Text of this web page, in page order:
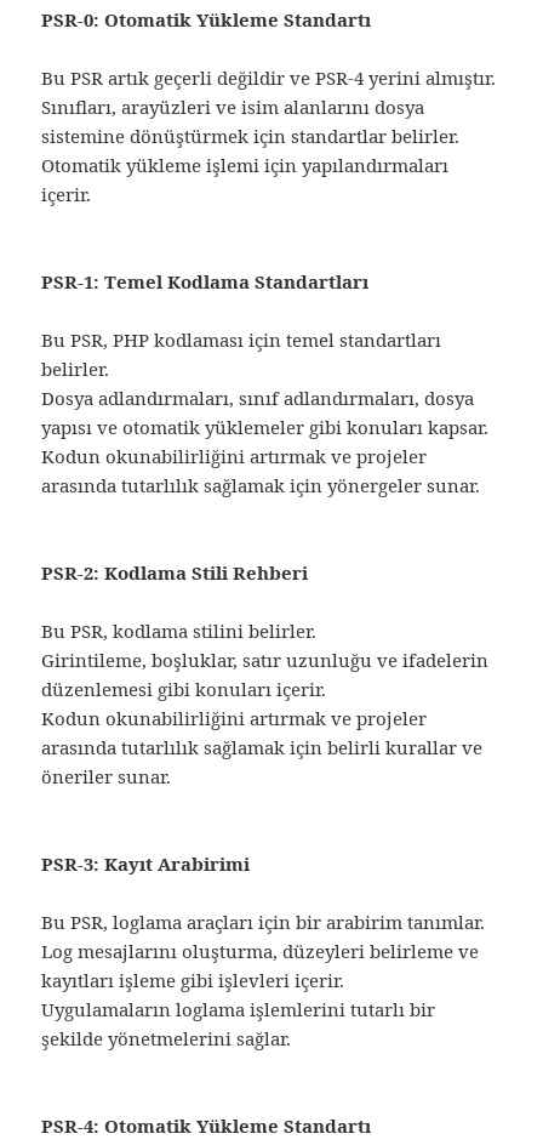
PSR-0: Otomatik Yükleme Standartı
Bu PSR artık geçerli değildir ve PSR-4 yerini almıştır.
Sınıfları, arayüzleri ve isim alanlarını dosya
sistemine dönüştürmek için standartlar belirler.
Otomatik yükleme işlemi için yapılandırmaları
içerir.
PSR-1: Temel Kodlama Standartları
Bu PSR, PHP kodlaması için temel standartları
belirler.
Dosya adlandırmaları, sınıf adlandırmaları, dosya
yapısı ve otomatik yüklemeler gibi konuları kapsar.
Kodun okunabilirliğini artırmak ve projeler
arasında tutarlılık sağlamak için yönergeler sunar.
PSR-2: Kodlama Stili Rehberi
Bu PSR, kodlama stilini belirler.
Girintileme, boşluklar, satır uzunluğu ve ifadelerin
düzenlemesi gibi konuları içerir.
Kodun okunabilirliğini artırmak ve projeler
arasında tutarlılık sağlamak için belirli kurallar ve
öneriler sunar.
PSR-3: Kayıt Arabirimi
Bu PSR, loglama araçları için bir arabirim tanımlar.
Log mesajlarını oluşturma, düzeyleri belirleme ve
kayıtları işleme gibi işlevleri içerir.
Uygulamaların loglama işlemlerini tutarlı bir
şekilde yönetmelerini sağlar.
PSR-4: Otomatik Yükleme Standartı